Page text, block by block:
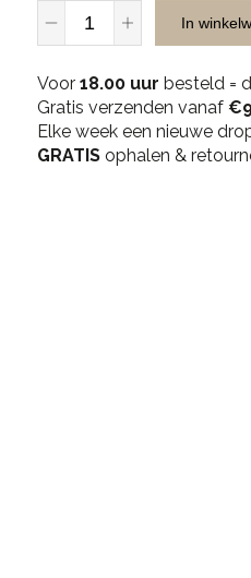
Josh
-
Mink
quantity
In
Voor 18.00 uur besteld =
Gratis verzenden vanaf
Elke week een nieuwe
GRATIS ophalen &